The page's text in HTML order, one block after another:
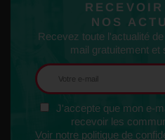
NOS
Recevez toute l'actualité
mail gratuitement et
J'accepte que mon e-
recevoir les
Voir notre politique de